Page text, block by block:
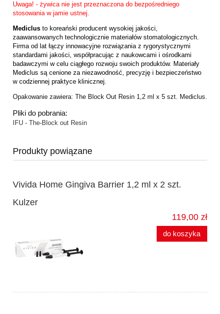
Uwaga! - żywica nie jest przeznaczona do bezpośredniego
stosowania w jamie ustnej.
Mediclus to koreański producent wysokiej jakości,
zaawansowanych technologicznie materiałów stomatologicznych.
Firma od lat łączy innowacyjne rozwiązania z rygorystycznymi
standardami jakości, współpracując z naukowcami i ośrodkami
badawczymi w celu ciągłego rozwoju swoich produktów. Materiały
Mediclus są cenione za niezawodność, precyzję i bezpieczeństwo
w codziennej praktyce klinicznej.
Opakowanie zawiera: The Block Out Resin 1,2 ml x 5 szt. Mediclus.
Pliki do pobrania:
IFU - The-Block out Resin
Produkty powiązane
Vivida Home Gingiva Barrier 1,2 ml x 2 szt.
Kulzer
119,00 zł
do koszyka